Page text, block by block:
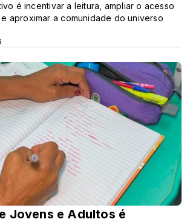
é incentivar a leitura, ampliar o acesso
aproximar a comunidade do universo
Jovens e Adultos é